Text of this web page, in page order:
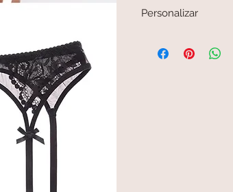
Personalizar